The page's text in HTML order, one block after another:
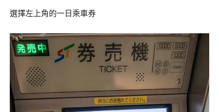
選擇左上角的一日乘車券